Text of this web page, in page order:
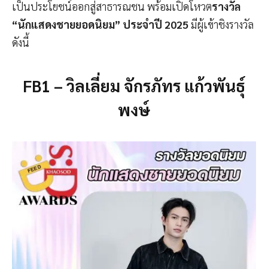
เป็นประโยชน์ออกสู่สาธารณชน พร้อมเปิดโหวตรางวัล
“นักแสดงชายยอดนิยม” ประจำปี 2025มีผู้เข้าชิงรางวัล
ดังนี้
FB1 – วิลเลี่ยม จักรภัทร แก้วพันธุ์
พงษ์